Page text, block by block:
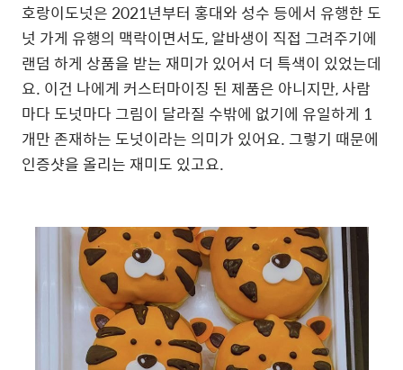
호랑이도넛은 2021년부터 홍대와 성수 등에서 유행한 도
넛 가게 유행의 맥락이면서도, 알바생이 직접 그려주기에
랜덤 하게 상품을 받는 재미가 있어서 더 특색이 있었는데
요. 이건 나에게 커스터마이징 된 제품은 아니지만, 사람
마다 도넛마다 그림이 달라질 수밖에 없기에 유일하게 1
개만 존재하는 도넛이라는 의미가 있어요. 그렇기 때문에
인증샷을 올리는 재미도 있고요.